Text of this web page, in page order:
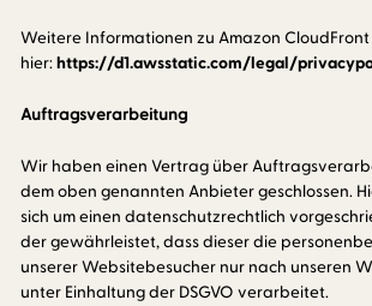
Weitere Informationen zu Amazon CloudFront
hier:https://d1.awsstatic.com/legal/
Auftragsverarbeitung
Wir haben einen Vertrag über
dem oben genannten Anbieter geschlossen.
sich um einen datenschutzrechtlich
der gewährleistet, dass dieser die
unserer Websitebesucher nur nach unseren
unter Einhaltung der DSGVO verarbeitet.